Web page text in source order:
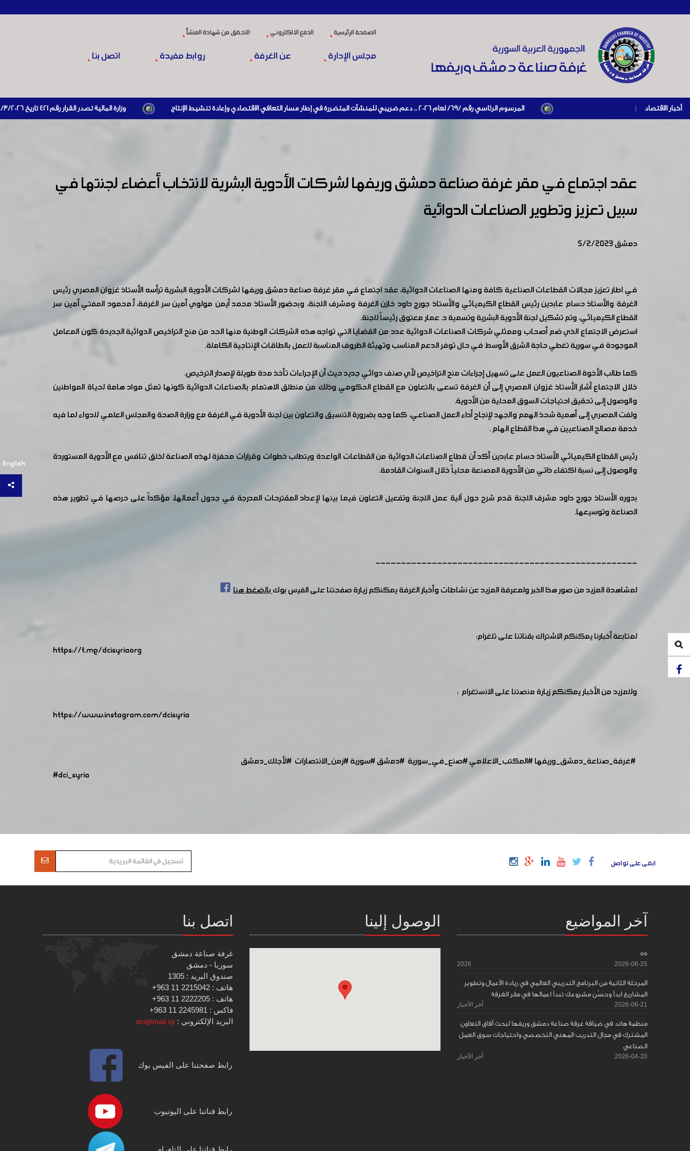
الصفحة الرئيسية الدفع الالكتروني التحقق من شهادة المنشأ
مجلس الإدارة عن الغرفة روابط مفيدة اتصل بنا
أخبار الاقتصاد | المرسوم الرئاسي رقم /69/ لعام 2026 .. دعم ضريبي للمنشآت المتضررة في إطار مسار التعافي الاقتصادي وإعادة تنشيط الإنتاج وزارة المالية تصدر القرار رقم 421 تاريخ 24/3/2026 المتضمن الزام المستوردين بإبراز براءة ذمة مالية سارية صادرة عن الهيئة العامة للضرائب والرسوم أو مديرياتها عند القيام بعمليات الاستيراد
English
عقد اجتماع في مقر غرفة صناعة دمشق وريفها لشركات الأدوية البشرية لانتخاب أعضاء لجنتها في
سبيل تعزيز وتطوير الصناعات الدوائية
دمشق 5/2/2023
في اطار تعزيز مجالات القطاعات الصناعية كافة ومنها الصناعات الدوائية، عقد اجتماع في مقر غرفة صناعة دمشق وريفها لشركات الأدوية البشرية ترأسه الأستاذ غزوان المصري رئيس
الغرفة والأستاذ حسام عابدين رئيس القطاع الكيميائي والأستاذ جورج داود خازن الغرفة ومشرف اللجنة، وبحضور الأستاذ محمد أيمن مولوي أمين سر الغرفة، أ.محمود المفتي أمين سر
القطاع الكيميائي، وتم تشكيل لجنة الأدوية البشرية وتسمية د. عمار معتوق رئيساً للجنة.
استعرض الاجتماع الذي ضم أصحاب وممثلي شركات الصناعات الدوائية عدد من القضايا التي تواجه هذه الشركات الوطنية منها الحد من منح التراخيص الدوائية الجديدة كون المعامل
الموجودة في سورية تغطي حاجة الشرق الأوسط في حال توفر الدعم المناسب وتهيئة الظروف المناسبة للعمل بالطاقات الإنتاجية الكاملة.
كما طالب الأخوة الصناعيون العمل على تسهيل إجراءات منح التراخيص لأي صنف دوائي جديد حيث أن الإجراءات تأخذ مدة طويلة لإصدار الترخيص.
خلال الاجتماع أشار الأستاذ غزوان المصري إلى أن الغرفة تسعى بالتعاون مع القطاع الحكومي وذلك من منطلق الاهتمام بالصناعات الدوائية كونها تمثل مواد هامة لحياة المواطنين
والوصول إلى تحقيق احتياجات السوق المحلية من الأدوية.
ولفت المصري إلى أهمية شحذ الهمم والجهد لإنجاح أداء العمل الصناعي، كما وجه بضرورة التنسيق والتعاون بين لجنة الأدوية في الغرفة مع وزارة الصحة والمجلس العلمي للدواء لما فيه
خدمة مصالح الصناعيين في هذا القطاع الهام .
رئيس القطاع الكيميائي الأستاذ حسام عابدين أكد أن قطاع الصناعات الدوائية من القطاعات الواعدة ويتطلب خطوات وقرارات محفزة لهذه الصناعة لخلق تنافس مع الأدوية المستوردة
والوصول إلى نسبة اكتفاء ذاتي من الأدوية المصنعة محلياً خلال السنوات القادمة.
بدوره الأستاذ جورج داود مشرف اللجنة قدم شرح حول آلية عمل اللجنة وتفعيل التعاون فيما بينها لإعداد المقترحات المدرجة في جدول أعمالها، مؤكداً على حرصها في تطوير هذه
الصناعة وتوسيعها.
---------------------------------------------------
لمشاهدة المزيد من صور هذا الخبر ولمعرفة المزيد عن نشاطات وأخبار الغرفة يمكنكم زيارة صفحتنا على الفيس بوكبالضغط هنا
لمتابعة أخبارنا يمكنكم الاشتراك بقناتنا على تلغرام:
https://t.me/dcisyriaorg
وللمزيد من الأخبار يمكنكم زيارة منصتنا على الانستغرام :
https://www.instagram.com/dcisyria​
#غرفة_صناعة_دمشق_وريفها#المكتب_الاعلامي#صنع_في_سورية #دمشق#سورية#زمن_الانتصارات #لأجلك_دمشق
#dci_syria
ابقى على تواصل
آخر المواضيع
55
2026-06-25
2026
المرحلة الثانية من البرنامج التدريبي العالمي في ريادة الأعمال وتطوير
المشاريع ابدأ وحسّن مشروعك تبدأ اعمالها في مقر الغرفة
2026-06-21 آخر الأخبار
منظمة هاند في ضيافة غرفة صناعة دمشق وريفها لبحث آفاق التعاون
المشترك في مجال التدريب المهني التخصصي واحتياجات سوق العمل
الصناعي
2026-04-20 آخر الأخبار
الوصول إلينا اتصل بنا
غرفة صناعة دمشق
سوريا - دمشق
صندوق البريد : 1305
هاتف : 2215042 11 963+
هاتف : 2222205 11 963+
فاكس : 2245981 11 963+
البريد الإلكتروني : dci@mail.sy
رابط صفحتنا على الفيس بوك
رابط قناتنا على اليوتيوب
رابط قناتنا على التلغرام